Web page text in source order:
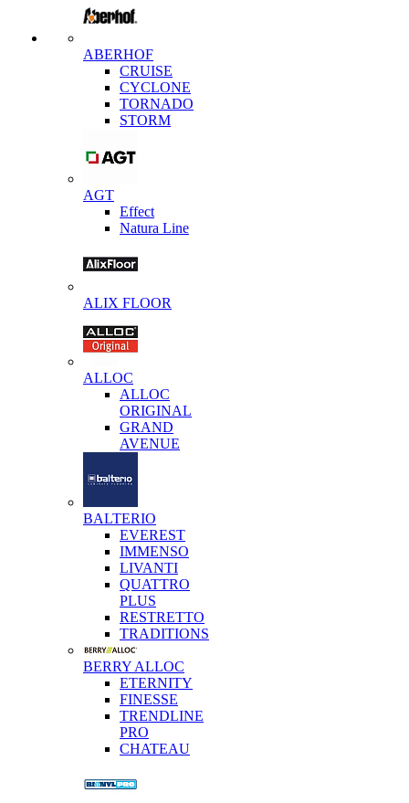
ABERHOF
CRUISE
CYCLONE
TORNADO
STORM
AGT
Effect
Natura Line
ALIX FLOOR
ALLOC
ALLOC
ORIGINAL
GRAND
AVENUE
BALTERIO
EVEREST
IMMENSO
LIVANTI
QUATTRO
PLUS
RESTRETTO
TRADITIONS
BERRY ALLOC
ETERNITY
FINESSE
TRENDLINE
PRO
CHATEAU